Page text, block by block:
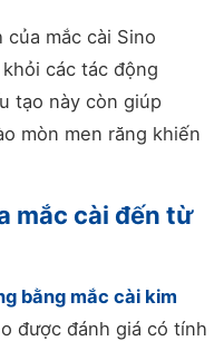
mắc cài Sino
các tác động
tạo này còn giúp
mòn men răng khiến
mắc cài đến từ
bằng mắc cài kim
được đánh giá có tính